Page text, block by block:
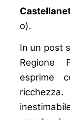
o).
In un post
Regione
esprime